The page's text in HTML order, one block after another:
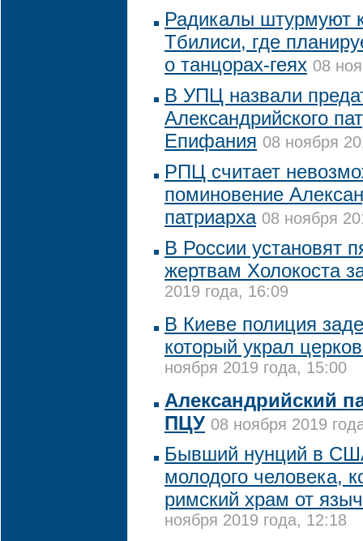
Радикалы штурмуют
Тбилиси, где
о танцорах-геях 08
В УПЦ назвали
Александрийского
Епифания 08 ноября
РПЦ считает
поминовение
патриарха 08 ноября
В России установят
жертвам Холокоста
2019 года, 16:09
В Киеве полиция
который украл
ноября 2019 года, 15:00
Александрийский
ПЦУ 08 ноября 2019
Бывший нунций в
молодого человека,
римский храм от
ноября 2019 года, 12:18